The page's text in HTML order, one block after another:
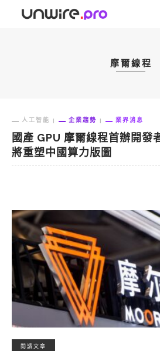
摩爾線程
人工智能 企業趨勢 業界消息
國產 GPU 摩爾線程首辦開發
將重塑中國算力版圖
閱讀文章